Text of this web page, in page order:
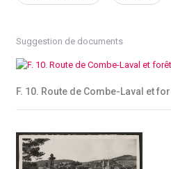
Suggestion de documents
F. 10. Route de Combe-Laval et